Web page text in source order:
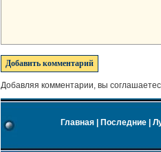
Добавляя комментарии, вы
Главная Последние